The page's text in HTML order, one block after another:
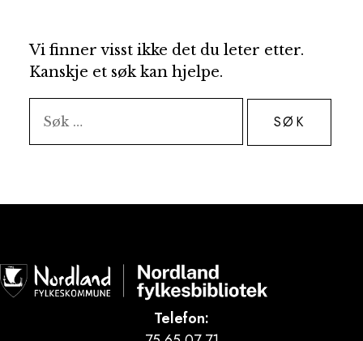
Vi finner visst ikke det du leter etter.
Kanskje et søk kan hjelpe.
etter:
Telefon: